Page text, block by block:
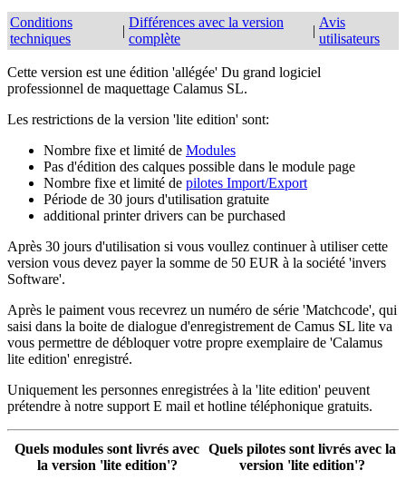
Conditions
techniques
|
Différences avec la version
complète
|
Avis
utilisateurs
Cette version est une édition 'allégée' Du grand logiciel
professionnel de maquettage Calamus SL.
Les restrictions de la version 'lite edition' sont:
Nombre fixe et limité de Modules
Pas d'édition des calques possible dans le module page
Nombre fixe et limité de pilotes Import/Export
Période de 30 jours d'utilisation gratuite
additional printer drivers can be purchased
Après 30 jours d'utilisation si vous voullez continuer à utiliser cette
version vous devez payer la somme de 50 EUR à la société 'invers
Software'.
Après le paiment vous recevrez un numéro de série 'Matchcode', qui
saisi dans la boite de dialogue d'enregistrement de Camus SL lite va
vous permettre de débloquer votre propre exemplaire de 'Calamus
lite edition' enregistré.
Uniquement les personnes enregistrées à la 'lite edition' peuvent
prétendre à notre support E mail et hotline téléphonique gratuits.
Quels modules sont livrés avec
la version 'lite edition'?
Quels pilotes sont livrés avec la
version 'lite edition'?